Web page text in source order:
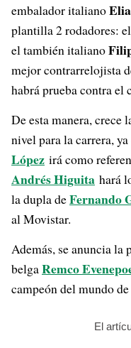
embalador italiano
plantilla 2 rodadores:
el también italiano
mejor contrarrelojista
habrá prueba contra el
De esta manera, crece
nivel para la carrera, ya
López irá como
Andrés Higuita hará
la dupla deFernando
al Movistar.
Además, se anuncia la
belgaRemco
campeón del mundo
El